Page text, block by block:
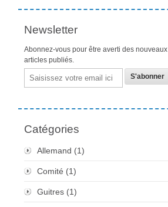
Newsletter
Abonnez-vous pour être averti des nouveaux
articles publiés.
Email
Catégories
Allemand (1)
Comité (1)
Guitres (1)